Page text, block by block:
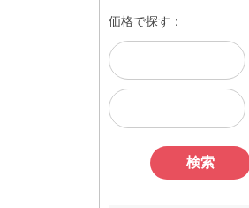
価格で探す：
検索